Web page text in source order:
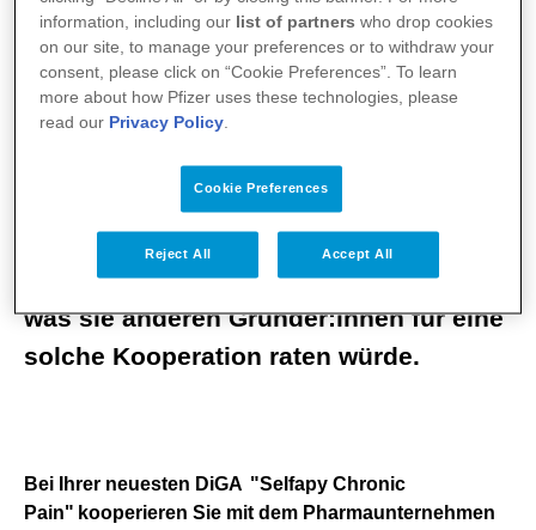
Pfizer entschieden.
Wir haben mit Selfapy-Gründerin Nora
Blum über die Gründe und Vorteile einer
Kooperation mit Big Pharma,
Unternehmen und dynamischen
Startups gesprochen und sie gefragt,
was sie anderen Gründer:innen für eine
solche Kooperation raten würde.
Bei Ihrer neuesten DiGA "Selfapy Chronic
Pain" kooperieren Sie mit dem Pharmaunternehmen
information, including our list of partners who drop cookies
on our site, to manage your preferences or to withdraw your
consent, please click on “Cookie Preferences”. To learn
more about how Pfizer uses these technologies, please
read our Privacy Policy.
Cookie Preferences
Reject All Accept All